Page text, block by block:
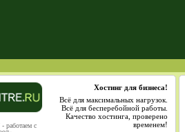
работаем с
Хостинг для бизнеса!
Всё для максимальных нагрузок.
Всё для бесперебойной работы.
Качество хостинга, проверено
временем!